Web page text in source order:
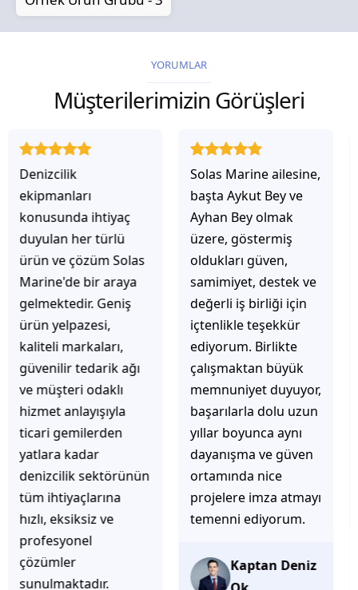
YORUMLAR
Müşterilerimizin Görüşleri
Solas Marine ailesine,
başta Aykut Bey ve
Ayhan Bey olmak
üzere, göstermiş
oldukları güven,
samimiyet, destek ve
değerli iş birliği için
içtenlikle teşekkür
ediyorum. Birlikte
çalışmaktan büyük
memnuniyet duyuyor,
başarılarla dolu uzun
yıllar boyunca aynı
dayanışma ve güven
ortamında nice
projelere imza atmayı
temenni ediyorum.
Kaptan Deniz
Solas Marine ile
çalıştığınızda,
işlerinin gerçekten
çözüm üretmeye
odaklı olduğunu
hemen fark
ediyorsunuz.
İhtiyaçlarınıza hızlı ve
doğru çözümler
sunmaya çalışıyorlar.
Müşteri
memnuniyetini ön
planda tutan
yaklaşımları, ilgili
iletişimleri ve
güvenilir hizmet
anlayışları sayesinde
başarılı bir ekip
olduklarını